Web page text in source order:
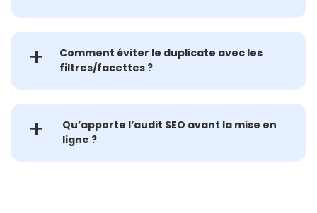
un back-office efficace et un contrôle fin du
catalogue B2B.
Comment éviter le duplicate avec les
filtres/facettes ?
non stratégiques, canonicals, gestion des
paramètres d’URL.
Qu’apporte l’audit SEO avant la mise en
ligne ?